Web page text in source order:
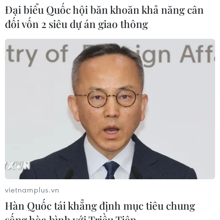
dược
30/07/2026 05:02
Xem thêm
CƠ QUAN CHỦ QUẢN: THÔNG TẤN XÃ VIỆT NAM
Tổng Biên tập: TRẦN TIẾN DUẨN
Phó Tổng Biên tập: NGUYỄN THỊ TÁM, KHÚC THANH
THỦY
Sở hữu trí tuệ
Quy định sử dụng
Đại biểu Quốc hội băn khoăn khả năng cân
đối vốn 2 siêu dự án giao thông
vietnamplus.vn
Hàn Quốc tái khẳng định mục tiêu chung